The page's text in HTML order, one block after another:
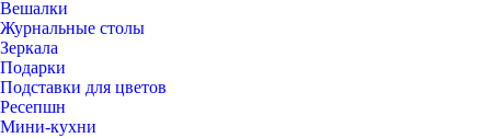
Вешалки
Журнальные столы
Зеркала
Подарки
Подставки для цветов
Ресепшн
Мини-кухни